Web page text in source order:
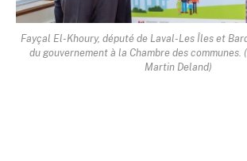
Fayçal El-Khoury, député de Laval-Les Îles et
du gouvernement à la Chambre des communes.
Martin Deland)